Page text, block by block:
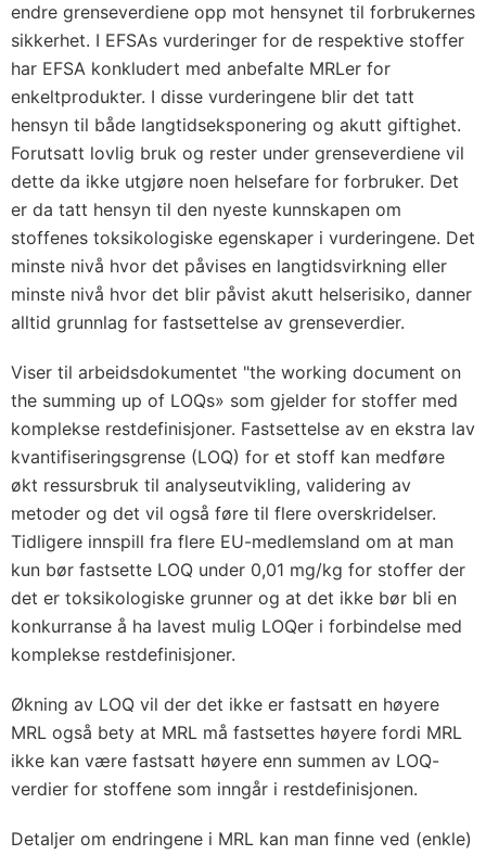
endre grenseverdiene opp mot hensynet til forbrukernes
sikkerhet. I EFSAs vurderinger for de respektive stoffer
har EFSA konkludert med anbefalte MRLer for
enkeltprodukter. I disse vurderingene blir det tatt
hensyn til både langtidseksponering og akutt giftighet.
Forutsatt lovlig bruk og rester under grenseverdiene vil
dette da ikke utgjøre noen helsefare for forbruker. Det
er da tatt hensyn til den nyeste kunnskapen om
stoffenes toksikologiske egenskaper i vurderingene. Det
minste nivå hvor det påvises en langtidsvirkning eller
minste nivå hvor det blir påvist akutt helserisiko, danner
alltid grunnlag for fastsettelse av grenseverdier.
Viser til arbeidsdokumentet "the working document on
the summing up of LOQs» som gjelder for stoffer med
komplekse restdefinisjoner. Fastsettelse av en ekstra lav
kvantifiseringsgrense (LOQ) for et stoff kan medføre
økt ressursbruk til analyseutvikling, validering av
metoder og det vil også føre til flere overskridelser.
Tidligere innspill fra flere EU-medlemsland om at man
kun bør fastsette LOQ under 0,01 mg/kg for stoffer der
det er toksikologiske grunner og at det ikke bør bli en
konkurranse å ha lavest mulig LOQer i forbindelse med
komplekse restdefinisjoner.
Økning av LOQ vil der det ikke er fastsatt en høyere
MRL også bety at MRL må fastsettes høyere fordi MRL
ikke kan være fastsatt høyere enn summen av LOQ-
verdier for stoffene som inngår i restdefinisjonen.
Detaljer om endringene i MRL kan man finne ved (enkle)